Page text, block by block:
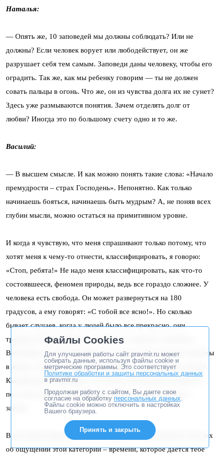
Наталья:
— Опять же, 10 заповедей мы должны соблюдать? Или не
должны? Если человек ворует или любодействует, он же
разрушает себя тем самым. Заповеди даны человеку, чтобы его
оградить. Так же, как мы ребенку говорим — ты не должен
совать пальцы в огонь. Что же, он из чувства долга их не сунет?
Здесь уже размываются понятия. Зачем отделять долг от
любви? Иногда это по большому счету одно и то же.
Василий:
— В высшем смысле. И как можно понять такие слова: «Начало
премудрости – страх Господень». Непонятно. Как только
начинаешь бояться, начинаешь быть мудрым? А, не поняв всех
глубин мысли, можно остаться на примитивном уровне.
И когда я чувствую, что меня спрашивают только потому, что
хотят меня к чему-то отнести, классифицировать, я говорю:
«Стоп, ребята!» Не надо меня классифицировать, как что-то
состоявшееся, феномен природы, ведь все гораздо сложнее. У
человека есть свобода. Он может развернуться на 180
градусов, а ему говорят: «С тобой все ясно!». Но сколько
бывает случаев, когда у людей было все прекрасно, они
трудности преодолевали, а потом все ломалось, рушилось.
Вспомним того же Ноя. Куда все делось? Это трудные моменты
в жизни. Сказать, что что-то состоялось – совершенно нельзя.
Каждый день я чувствую, что может потребоваться какой-то
поступок, какое-то напряжение, какое-то размышление и
завтра…
В последнее время мы часто с супругой пересекаемся в мыслях
об ощущении этой категории – времени, которое дается тебе
Файлы Cookies
Для улучшения работы сайт pravmir.ru может
собирать данные, используя файлы cookie и
метрические программы. Это соответствует
Политике обработки и защиты персональных данных
в pravmir.ru
Продолжая работу с сайтом, Вы даете свое
согласие на обработку персональных данных.
Файлы cookie можно отключить в настройках
Вашего браузера.
Принять и закрыть